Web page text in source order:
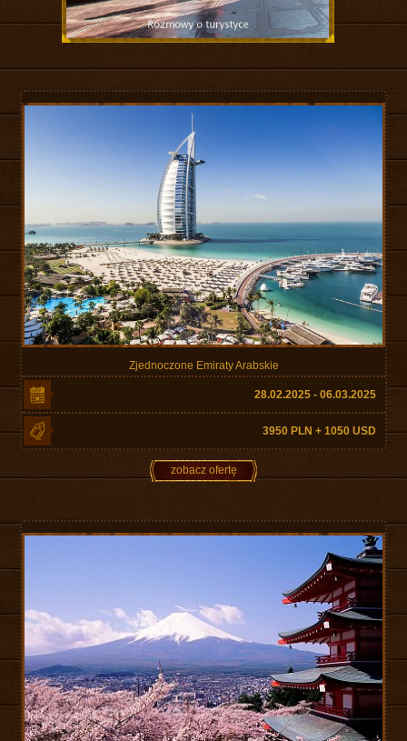
Zjednoczone Emiraty Arabskie
28.02.2025 - 06.03.2025
3950 PLN + 1050 USD
zobacz ofertę